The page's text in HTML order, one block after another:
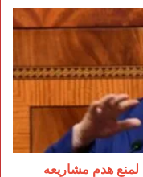
لمنع هدم مشاريعه